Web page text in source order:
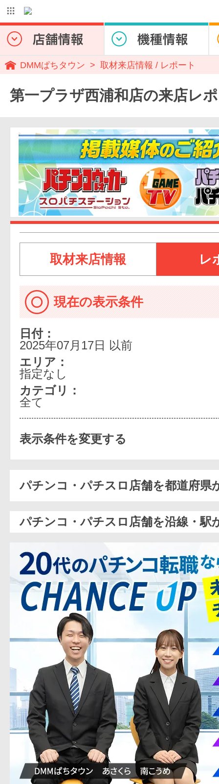
DMMぱちタウン 取材来店情報 / レポート
第一プラザ西浦和店の来店レ
取材来店情報 レ
現在の表示条件
日付：
2025年07月17日 以前
エリア：
指定なし
カテゴリ：
全て
パチンコ・パチスロ店舗を都道府県
パチンコ・パチスロ店舗を沿線・駅